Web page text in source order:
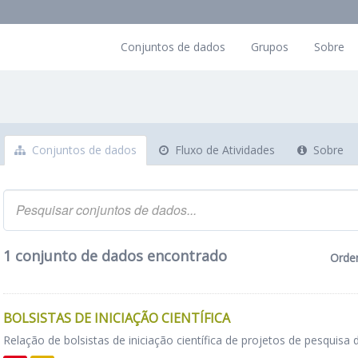
Conjuntos de dados Grupos Sobre
Conjuntos de dados Fluxo de Atividades Sobre
1 conjunto de dados encontrado
BOLSISTAS DE INICIAÇÃO CIENTÍFICA
Relação de bolsistas de iniciação científica de projetos de pesquisa